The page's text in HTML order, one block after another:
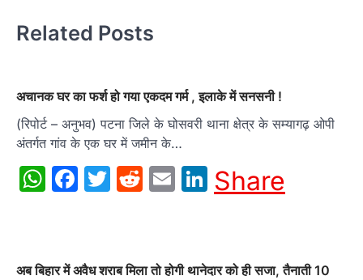
Related Posts
अचानक घर का फर्श हो गया एकदम गर्म , इलाके में सनसनी !
(रिपोर्ट – अनुभव) पटना जिले के घोसवरी थाना क्षेत्र के सम्यागढ़ ओपी
अंतर्गत गांव के एक घर में जमीन के…
WhatsApp
Facebook
Twitter
Reddit
EmailLinkedIn
Share
अब बिहार में अवैध शराब मिला तो होगी थानेदार को ही सजा, तैनाती 10